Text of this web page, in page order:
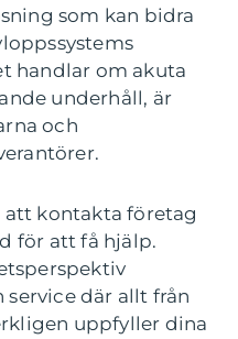
som kan bidra
handlar om akuta
underhåll, är
och
att kontakta företag
för att få hjälp.
service där allt från
uppfyller dina